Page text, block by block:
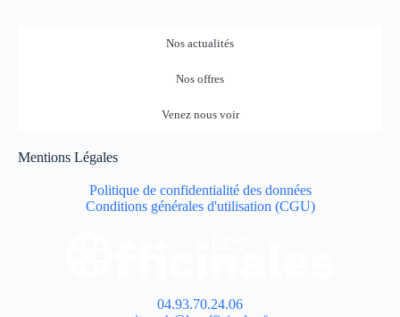
Nos actualités
Nos offres
Venez nous voir
Mentions Légales
Politique de confidentialité des données
Conditions générales d'utilisation (CGU)
04.93.70.24.06